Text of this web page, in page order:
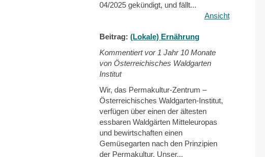
04/2025 gekündigt, und fällt...
Ansicht
Beitrag:(Lokale) Ernährung
Kommentiert vor 1 Jahr 10 Monate
von Österreichisches Waldgarten
Institut
Wir, das Permakultur-Zentrum –
Österreichisches Waldgarten-Institut,
verfügen über einen der ältesten
essbaren Waldgärten Mitteleuropas
und bewirtschaften einen
Gemüsegarten nach den Prinzipien
der Permakultur. Unser...